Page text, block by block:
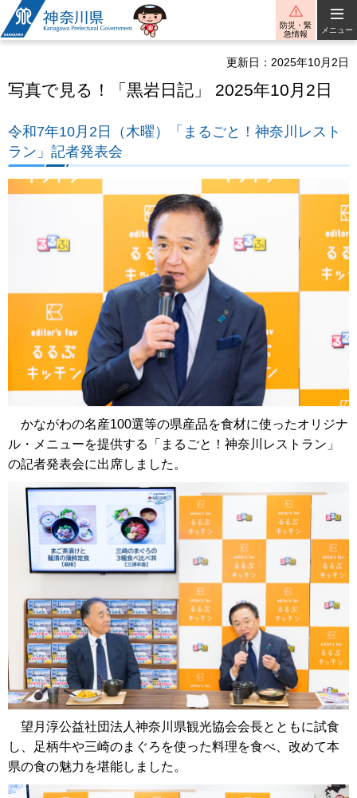
神奈川県
防災・緊
急情報
メニュー
更新日：2025年10月2日
写真で見る！「黒岩日記」 2025年10月2日
令和7年10月2日（木曜）「まるごと！神奈川レスト
ラン」記者発表会
かながわの名産100選等の県産品を食材に使ったオリジナ
ル・メニューを提供する「まるごと！神奈川レストラン」
の記者発表会に出席しました。
望月淳公益社団法人神奈川県観光協会会長とともに試食
し、足柄牛や三崎のまぐろを使った料理を食べ、改めて本
県の食の魅力を堪能しました。